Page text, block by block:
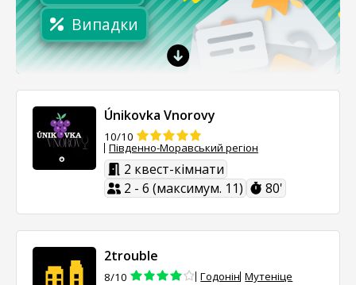
Випадки
Únikovka Vnorovy
10/10
Південно-Моравський регіон
2 квест-кімнати
2 - 6 (максимум. 11)
80'
2trouble
8/10 Годонін Мутеніце